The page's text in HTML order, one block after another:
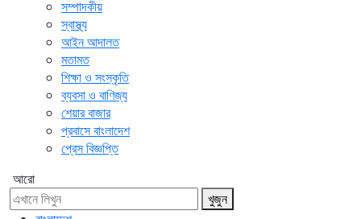
সম্পাদকীয়
স্বাস্থ্য
আইন আদালত
মতামত
শিক্ষা ও সংস্কৃতি
ব্যবসা ও বাণিজ্য
শেয়ার বাজার
প্রবাসে বাংলাদেশ
প্রেস বিজ্ঞপ্তি
আরো
খুজুন